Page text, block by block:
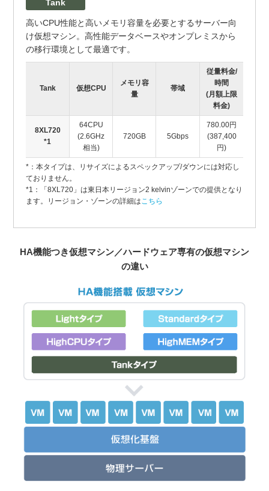
Tank
高いCPU性能と高いメモリ容量を必要とするサーバー向
け仮想マシン。高性能データベースやオンプレミスから
の移行環境として最適です。
Tank 仮想CPU
メモリ容
量
帯域
従量料金/
時間
(月額上限
料金)
8XL720
*1
64CPU
(2.6GHz
相当)
720GB 5Gbps
780.00円
(387,400
円)
*：本タイプは、リサイズによるスペックアップ/ダウンには対応し
ておりません。
*1：「8XL720」は東日本リージョン2 kelvinゾーンでの提供となり
ます。リージョン・ゾーンの詳細はこちら
HA機能つき仮想マシン／ハードウェア専有の仮想マシン
の違い